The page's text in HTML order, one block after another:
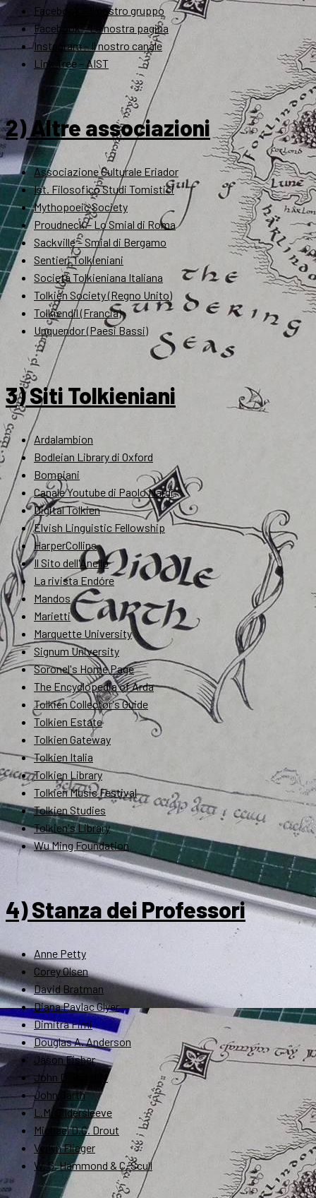
Facebook – Il nostro gruppo
Facebook – La nostra pagina
Instagram – Il nostro canale
Link Tree – AIST
2) Altre associazioni
Associazione Culturale Eriador
Ist. Filosofico Studi Tomistici
Mythopoeic Society
Proudneck – Lo Smial di Roma
Sackville – Smial di Bergamo
Sentieri Tolkieniani
Società Tolkieniana Italiana
Tolkien Society (Regno Unito)
Tolkiendil (Francia)
Unquendor (Paesi Bassi)
3) Siti Tolkieniani
Ardalambion
Bodleian Library di Oxford
Bompiani
Canale Youtube di Paolo Nardi
Digital Tolkien
Elvish Linguistic Fellowship
HarperCollins
Il Sito dell'Anello
La rivista Endóre
Mandos
Marietti
Marquette University
Signum University
Soronel's Home Page
The Encyclopedia of Arda
Tolkien Collector's Guide
Tolkien Estate
Tolkien Gateway
Tolkien Italia
Tolkien Library
Tolkien Music Festival
Tolkien Studies
Tolkien's Library
Wu Ming Foundation
4) Stanza dei Professori
Anne Petty
Corey Olsen
David Bratman
Diana Pavlac Glyer
Dimitra Fimi
Douglas A. Anderson
Jason Fisher
John D. Rateliff
John Garth
L.M. Gildersleeve
Michael D.C. Drout
Verlyn Flieger
W. G. Hammond & C. Scull